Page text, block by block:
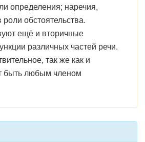
определения; наречия,
обстоятельства.
ещё и вторичные
различных частей речи.
так же как и
быть любым членом